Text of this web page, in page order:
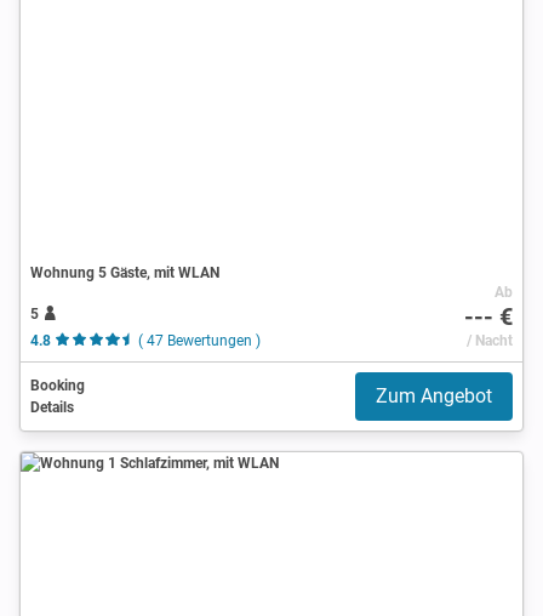
Wohnung 5 Gäste, mit WLAN
5
4.8
( 47 Bewertungen )
Ab
--- €
/ Nacht
Booking
Details
Zum Angebot